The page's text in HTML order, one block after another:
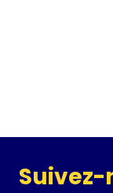
Suivez-